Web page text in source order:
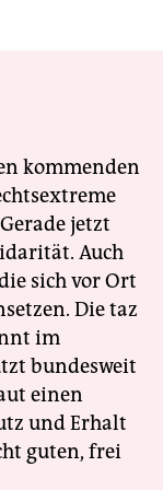
kommenden
jetzt
Auch
sich vor Ort
Die taz
im
bundesweit
einen
und Erhalt
guten, frei